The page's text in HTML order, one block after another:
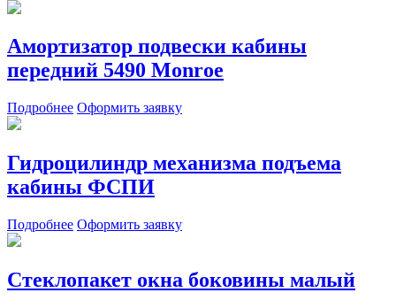
Амортизатор подвески кабины
передний 5490 Monroe
Подробнее Оформить заявку
Гидроцилиндр механизма подъема
кабины ФСПИ
Подробнее Оформить заявку
Стеклопакет окна боковины малый